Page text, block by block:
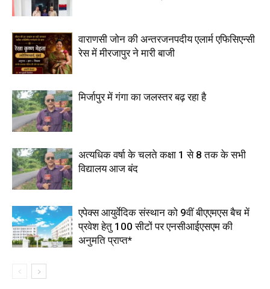
वाराणसी जोन की अन्तरजनपदीय एलार्म एफिसिएन्सी
रेस में मीरजापुर ने मारी बाजी
मिर्जापुर में गंगा का जलस्तर बढ़ रहा है
अत्यधिक वर्षा के चलते कक्षा 1 से 8 तक के सभी
विद्यालय आज बंद
एपेक्स आयुर्वेदिक संस्थान को 9वीं बीएएमएस बैच में
प्रवेश हेतु 100 सीटों पर एनसीआईएसएम की
अनुमति प्राप्त*